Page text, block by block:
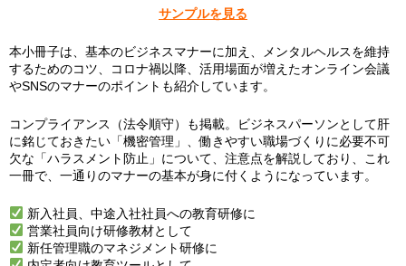
サンプルを見る
本小冊子は、基本のビジネスマナーに加え、メンタルヘルスを維持
するためのコツ、コロナ禍以降、活用場面が増えたオンライン会議
やSNSのマナーのポイントも紹介しています。
コンプライアンス（法令順守）も掲載。ビジネスパーソンとして肝
に銘じておきたい「機密管理」、働きやすい職場づくりに必要不可
欠な「ハラスメント防止」について、注意点を解説しており、これ
一冊で、一通りのマナーの基本が身に付くようになっています。
新入社員、中途入社社員への教育研修に
営業社員向け研修教材として
新任管理職のマネジメント研修に